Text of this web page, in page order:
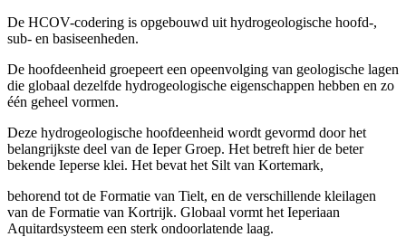
De HCOV-codering is opgebouwd uit hydrogeologische hoofd-,
sub- en basiseenheden.
De hoofdeenheid groepeert een opeenvolging van geologische lagen
die globaal dezelfde hydrogeologische eigenschappen hebben en zo
één geheel vormen.
Deze hydrogeologische hoofdeenheid wordt gevormd door het
belangrijkste deel van de Ieper Groep. Het betreft hier de beter
bekende Ieperse klei. Het bevat het Silt van Kortemark,
behorend tot de Formatie van Tielt, en de verschillende kleilagen
van de Formatie van Kortrijk. Globaal vormt het Ieperiaan
Aquitardsysteem een sterk ondoorlatende laag.